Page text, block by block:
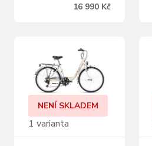
16 990 Kč
NENÍ SKLADEM
1 varianta